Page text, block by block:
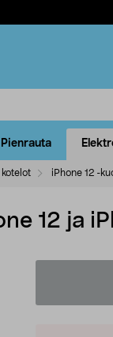
Pienrauta
iPhone 12 -
12 ja